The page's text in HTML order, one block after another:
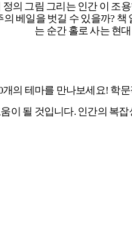
개의 테마를 만나보세요! 학
이 될 것입니다. 인간의 복